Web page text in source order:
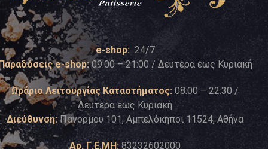
e-shop: 24/7
e-shop:09:00 – 21:00 / Δευτέρα έως Κυριακή
Ωράριο Λειτουργίας Καταστήματος: 08:00 – 22:30 /
Δευτέρα έως Κυριακή
Διεύθυνση: Πανόρμου 101, Αμπελόκηποι 11524, Αθήνα
Αρ. Γ.Ε.ΜΗ: 83232602000